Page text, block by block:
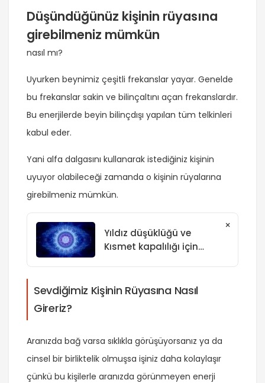
Düşündüğünüz kişinin rüyasına
girebilmeniz mümkün
nasıl mı?
Uyurken beynimiz çeşitli frekanslar yayar. Genelde
bu frekanslar sakin ve bilinçaltını açan frekanslardır.
Bu enerjilerde beyin bilinçdışı yapılan tüm telkinleri
kabul eder.
Yani alfa dalgasını kullanarak istediğiniz kişinin
uyuyor olabileceği zamanda o kişinin rüyalarına
girebilmeniz mümkün.
Yıldız düşüklüğü ve
Kısmet kapalılığı için
×
Sevdiğimiz Kişinin Rüyasına Nasıl
Gireriz?
Aranızda bağ varsa sıklıkla görüşüyorsanız ya da
cinsel bir birliktelik olmuşsa işiniz daha kolaylaşır
çünkü bu kişilerle aranızda görünmeyen enerji